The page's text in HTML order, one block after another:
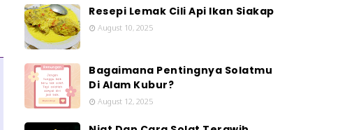
Resepi Lemak Cili Api Ikan Siakap
August 10, 2025
Bagaimana Pentingnya Solatmu
Di Alam Kubur?
August 12, 2025